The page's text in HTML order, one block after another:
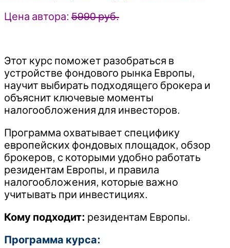
Цена автора: 5990 руб.
Этот курс поможет разобраться в
устройстве фондового рынка Европы,
научит выбирать подходящего брокера и
объяснит ключевые моменты
налогообложения для инвесторов.
Программа охватывает специфику
европейских фондовых площадок, обзор
брокеров, с которыми удобно работать
резидентам Европы, и правила
налогообложения, которые важно
учитывать при инвестициях.
Кому подходит: резидентам Европы.
Программа курса: